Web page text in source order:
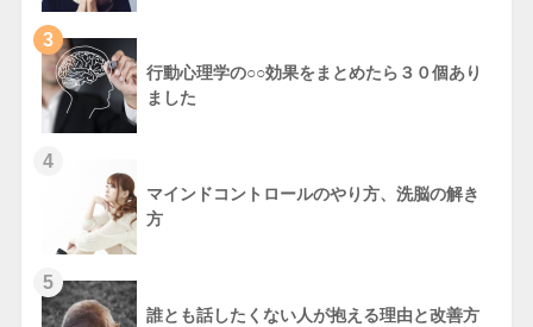
3
行動心理学の○○効果をまとめたら３０個あり
ました
4
マインドコントロールのやり方、洗脳の解き
方
5
誰とも話したくない人が抱える理由と改善方